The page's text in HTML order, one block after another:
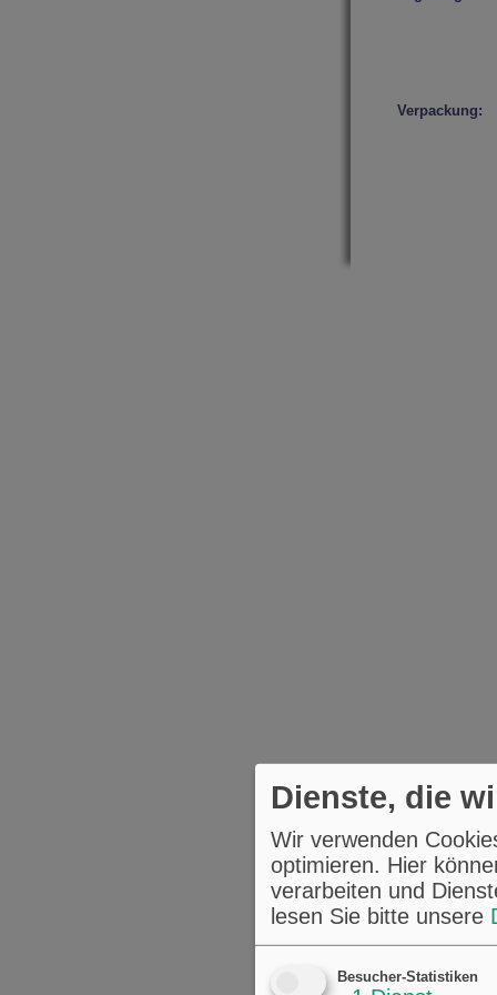
Verpackung:
Dienste, die
Wir verwenden
optimieren. Hier
verarbeiten und
lesen Sie bitte unsere
Besucher-Statistiken